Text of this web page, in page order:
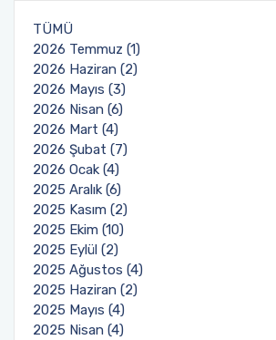
TÜMÜ
2026 Temmuz (1)
2026 Haziran (2)
2026 Mayıs (3)
2026 Nisan (6)
2026 Mart (4)
2026 Şubat (7)
2026 Ocak (4)
2025 Aralık (6)
2025 Kasım (2)
2025 Ekim (10)
2025 Eylül (2)
2025 Ağustos (4)
2025 Haziran (2)
2025 Mayıs (4)
2025 Nisan (4)
Erasmus+ Ofis Görüşme Saatleri